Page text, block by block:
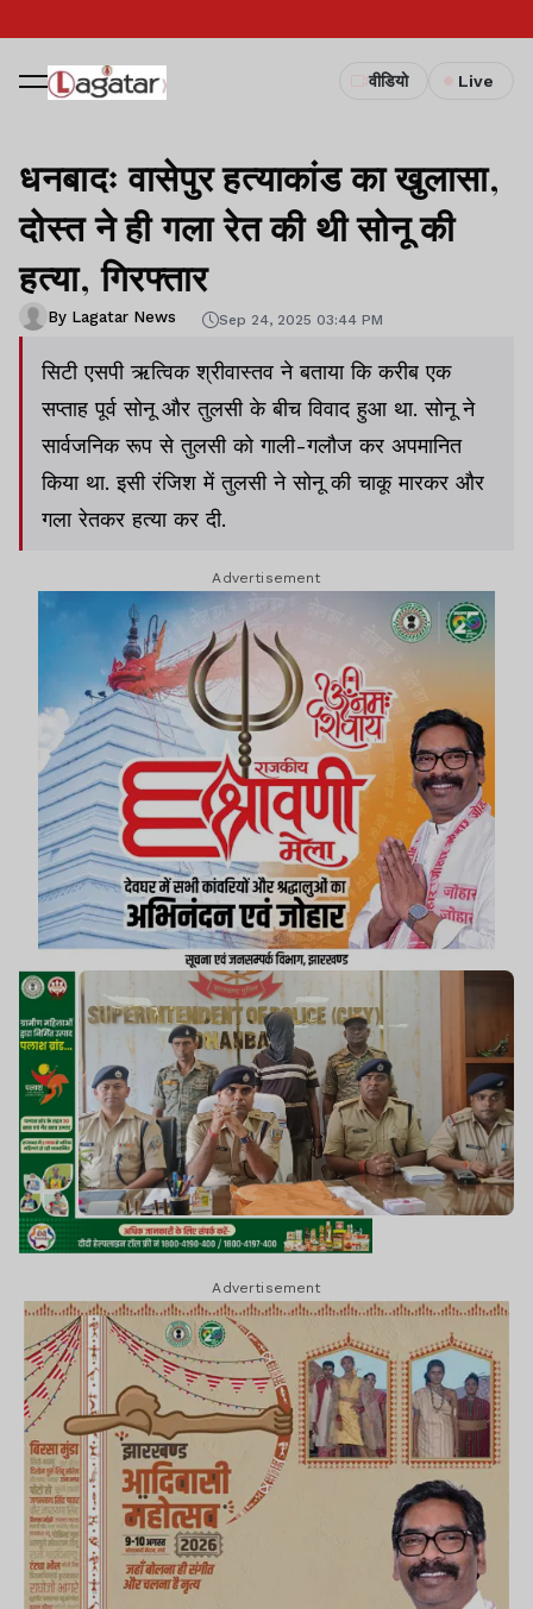
वीडियो Live
धनबादः वासेपुर हत्याकांड का खुलासा,
दोस्त ने ही गला रेत की थी सोनू की
हत्या, गिरफ्तार
By Lagatar News Sep 24, 2025 03:44 PM
सिटी एसपी ऋत्विक श्रीवास्तव ने बताया कि करीब एक
सप्ताह पूर्व सोनू और तुलसी के बीच विवाद हुआ था. सोनू ने
सार्वजनिक रूप से तुलसी को गाली-गलौज कर अपमानित
किया था. इसी रंजिश में तुलसी ने सोनू की चाकू मारकर और
गला रेतकर हत्या कर दी.
Advertisement
Advertisement